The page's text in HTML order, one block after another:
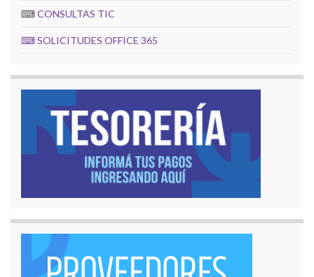
⌨CONSULTAS TIC
⌨SOLICITUDES OFFICE 365